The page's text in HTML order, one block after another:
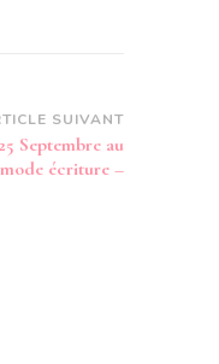
SUIVANT
Septembre au
écriture –